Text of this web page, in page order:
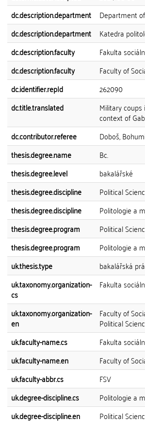
dc.description.department
Department
dc.description.department
Katedra
dc.description.faculty
Fakulta
dc.description.faculty
Faculty of
dc.identifier.repId
262090
dc.title.translated
Military
context of
dc.contributor.referee
Doboš,
thesis.degree.name
Bc.
thesis.degree.level
bakalářské
thesis.degree.discipline
Political
thesis.degree.discipline
Politologie a
thesis.degree.program
Political
thesis.degree.program
Politologie a
uk.thesis.type
bakalářská
uk.taxonomy.organization-
cs
Fakulta
uk.taxonomy.organization-
en
Faculty of
Political
uk.faculty-name.cs
Fakulta
uk.faculty-name.en
Faculty of
uk.faculty-abbr.cs
FSV
uk.degree-discipline.cs
Politologie a
uk.degree-discipline.en
Political